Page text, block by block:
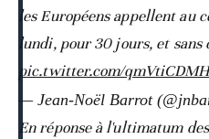
les Européens appellent au
lundi, pour 30 jours, et sans
pic.twitter.com/
— Jean-Noël Barrot
En réponse à l'ultimatum